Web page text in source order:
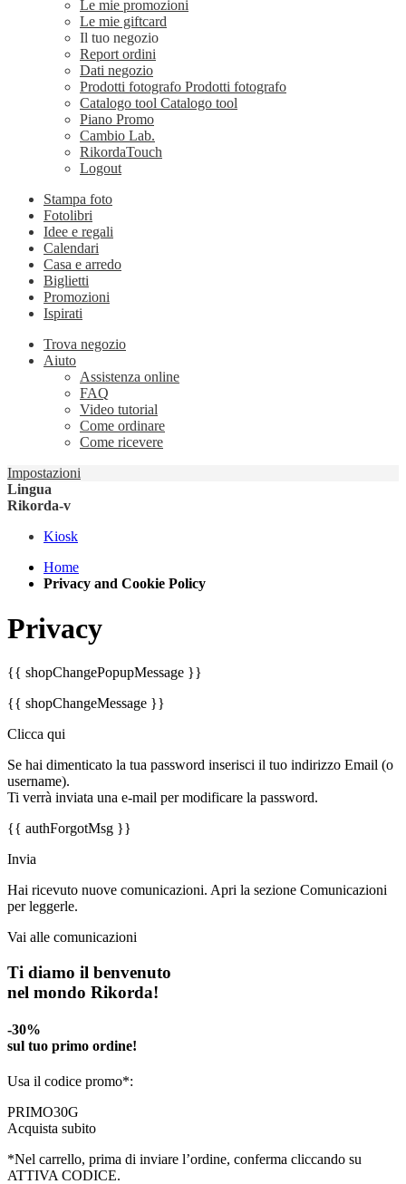
Le mie promozioni
Le mie giftcard
Il tuo negozio
Report ordini
Dati negozio
Prodotti fotografo Prodotti fotografo
Catalogo tool Catalogo tool
Piano Promo
Cambio Lab.
RikordaTouch
Logout
Stampa foto
Fotolibri
Idee e regali
Calendari
Casa e arredo
Biglietti
Promozioni
Ispirati
Trova negozio
Aiuto
Assistenza online
FAQ
Video tutorial
Come ordinare
Come ricevere
Impostazioni
Lingua
Rikorda-v
Kiosk
Home
Privacy and Cookie Policy
Privacy
{{ shopChangePopupMessage }}
{{ shopChangeMessage }}
Clicca qui
Se hai dimenticato la tua password inserisci il tuo indirizzo Email (o
username).
Ti verrà inviata una e-mail per modificare la password.
{{ authForgotMsg }}
Invia
Hai ricevuto nuove comunicazioni. Apri la sezione Comunicazioni
per leggerle.
Vai alle comunicazioni
Ti diamo il benvenuto
nel mondo Rikorda!
-30%
sul tuo primo ordine!
Usa il codice promo*:
PRIMO30G
Acquista subito
*Nel carrello, prima di inviare l’ordine, conferma cliccando su
ATTIVA CODICE.